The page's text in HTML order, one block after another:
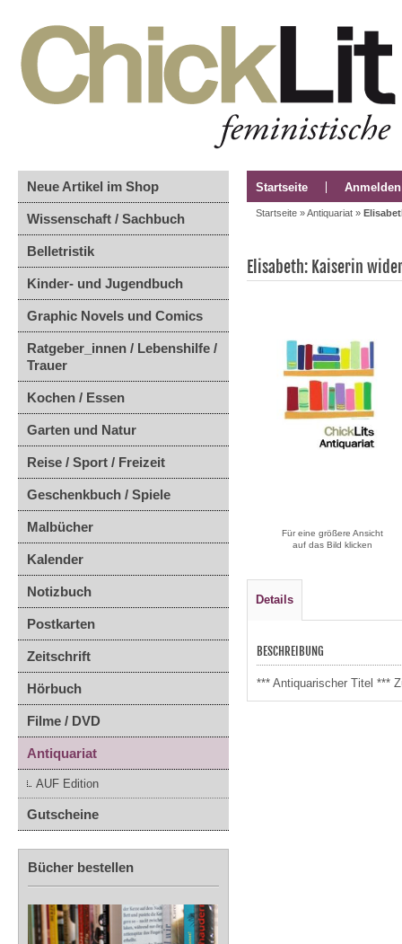
Neue Artikel im Shop
Wissenschaft / Sachbuch
Belletristik
Kinder- und Jugendbuch
Graphic Novels und Comics
Ratgeber_innen / Lebenshilfe /
Trauer
Kochen / Essen
Garten und Natur
Reise / Sport / Freizeit
Geschenkbuch / Spiele
Malbücher
Kalender
Notizbuch
Postkarten
Zeitschrift
Hörbuch
Filme / DVD
Antiquariat
AUF Edition
Gutscheine
Bücher bestellen
Startseite Anmelden
Startseite »Antiquariat »
Elisabeth: Kaiserin
Für eine größere Ansicht
auf das Bild klicken
Details
BESCHREIBUNG
*** Antiquarischer Titel ***